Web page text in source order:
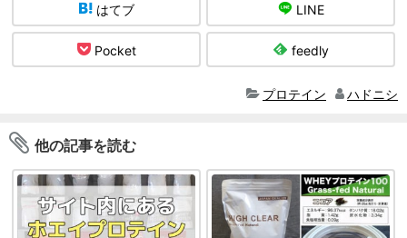
はてブ LINE
Pocket feedly
プロテイン ハドニシ
他の記事を読む